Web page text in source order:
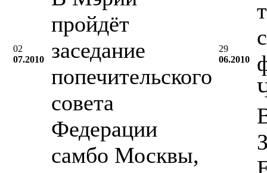
02
07.2010
пройдёт
заседание
попечительского
совета
Федерации
самбо Москвы,
29
06.2010